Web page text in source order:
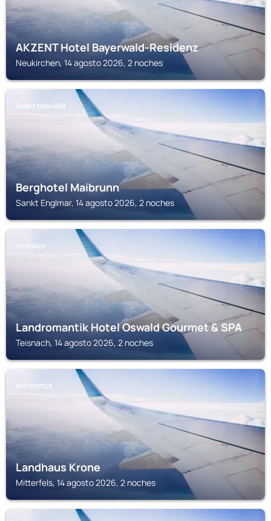
AKZENT Hotel Bayerwald-Residenz
Neukirchen, 14 agosto 2026, 2 noches
SANKT ENGLMAR
Berghotel Maibrunn
Sankt Englmar, 14 agosto 2026, 2 noches
TEISNACH
Landromantik Hotel Oswald Gourmet & SPA
Teisnach, 14 agosto 2026, 2 noches
MITTERFELS
Landhaus Krone
Mitterfels, 14 agosto 2026, 2 noches